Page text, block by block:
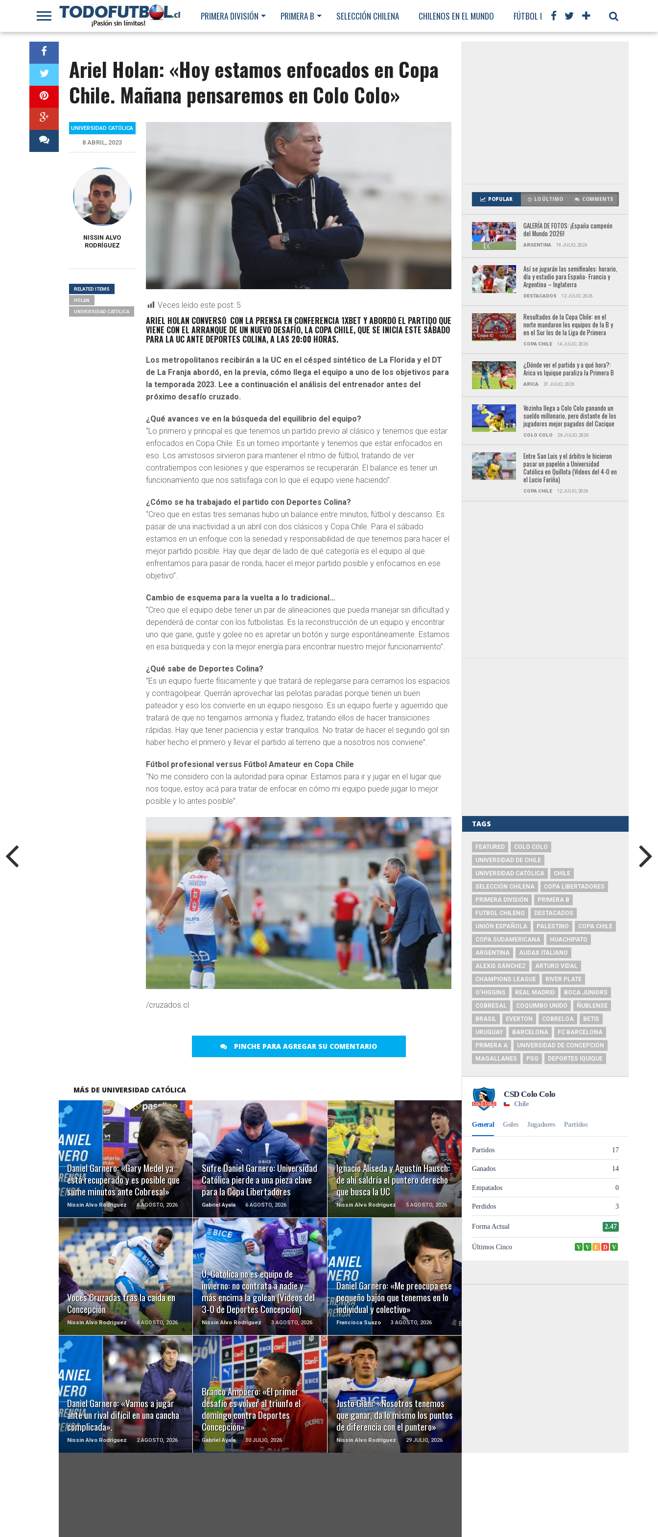
PRIMERA DIVISIÓN PRIMERA B SELECCIÓN CHILENA CHILENOS EN EL MUNDO FÚTBOL INTERNACIONAL
Ariel Holan: «Hoy estamos enfocados en Copa
Chile. Mañana pensaremos en Colo Colo»
Veces leído este post: 5
ARIEL HOLAN CONVERSÓ CON LA PRENSA EN CONFERENCIA 1XBET Y ABORDÓ EL PARTIDO QUE
VIENE CON EL ARRANQUE DE UN NUEVO DESAFÍO, LA COPA CHILE, QUE SE INICIA ESTE SÁBADO
PARA LA UC ANTE DEPORTES COLINA, A LAS 20:00 HORAS.
Los metropolitanos recibirán a la UC en el césped sintético de La Florida y el DT
de La Franja abordó, en la previa, cómo llega el equipo a uno de los objetivos para
la temporada 2023. Lee a continuación el análisis del entrenador antes del
próximo desafío cruzado.
¿Qué avances ve en la búsqueda del equilibrio del equipo?
“Lo primero y principal es que tenemos un partido previo al clásico y tenemos que estar
enfocados en Copa Chile. Es un torneo importante y tenemos que estar enfocados en
eso. Los amistosos sirvieron para mantener el ritmo de fútbol, tratando de ver
contratiempos con lesiones y que esperamos se recuperarán. El balance es tener un
funcionamiento que nos satisfaga con lo que el equipo viene haciendo”.
¿Cómo se ha trabajado el partido con Deportes Colina?
“Creo que en estas tres semanas hubo un balance entre minutos, fútbol y descanso. Es
pasar de una inactividad a un abril con dos clásicos y Copa Chile. Para el sábado
estamos en un enfoque con la seriedad y responsabilidad de que tenemos para hacer el
mejor partido posible. Hay que dejar de lado de qué categoría es el equipo al que
enfrentamos para pasar de ronda, hacer el mejor partido posible y enfocarnos en ese
objetivo”.
Cambio de esquema para la vuelta a lo tradicional…
“Creo que el equipo debe tener un par de alineaciones que pueda manejar sin dificultad y
dependerá de contar con los futbolistas. Es la reconstrucción de un equipo y encontrar
uno que gane, guste y golee no es apretar un botón y surge espontáneamente. Estamos
en esa búsqueda y con la mejor energía para encontrar nuestro mejor funcionamiento”.
¿Qué sabe de Deportes Colina?
“Es un equipo fuerte físicamente y que tratará de replegarse para cerrarnos los espacios
y contragolpear. Querrán aprovechar las pelotas paradas porque tienen un buen
pateador y eso los convierte en un equipo riesgoso. Es un equipo fuerte y aguerrido que
tratará de que no tengamos armonía y fluidez, tratando ellos de hacer transiciones
rápidas. Hay que tener paciencia y estar tranquilos. No tratar de hacer el segundo gol sin
haber hecho el primero y llevar el partido al terreno que a nosotros nos conviene”.
Fútbol profesional versus Fútbol Amateur en Copa Chile
“No me considero con la autoridad para opinar. Estamos para ir y jugar en el lugar que
nos toque, estoy acá para tratar de enfocar en cómo mi equipo puede jugar lo mejor
posible y lo antes posible”.
/cruzados.cl
PINCHE PARA AGREGAR SU COMENTARIO
UNIVERSIDAD CATÓLICA
8 ABRIL, 2023
NISSIN ALVO
RODRÍGUEZ
RELATED ITEMS
HOLAN
UNIVERSIDAD CATÓLICA
MÁS DE UNIVERSIDAD CATÓLICA
Daniel Garnero: «Gary Medel ya
está recuperado y es posible que
sume minutos ante Cobresal»
Nissin Alvo Rodríguez 6 AGOSTO, 2026
LEER MÁS
Sufre Daniel Garnero: Universidad
Católica pierde a una pieza clave
para la Copa Libertadores
Gabriel Ayala 6 AGOSTO, 2026
LEER MÁS
Ignacio Aliseda y Agustín Hausch:
de ahí saldría el puntero derecho
que busca la UC
Nissin Alvo Rodríguez 5 AGOSTO, 2026
LEER MÁS
Voces Cruzadas tras la caída en
Concepción
Nissin Alvo Rodríguez 4 AGOSTO, 2026
LEER MÁS
U. Católica no es equipo de
invierno: no contrata a nadie y
más encima la golean (Videos del
3-0 de Deportes Concepción)
Nissin Alvo Rodríguez 3 AGOSTO, 2026
LEER MÁS
Daniel Garnero: «Me preocupa ese
pequeño bajón que tenemos en lo
individual y colectivo»
Francisca Suazo 3 AGOSTO, 2026
LEER MÁS
Daniel Garnero: «Vamos a jugar
ante un rival difícil en una cancha
complicada».
Nissin Alvo Rodríguez 2 AGOSTO, 2026
LEER MÁS
Branco Ampuero: «El primer
desafío es volver al triunfo el
domingo contra Deportes
Concepción»
Gabriel Ayala 30 JULIO, 2026
LEER MÁS
Justo Giani: «Nosotros tenemos
que ganar, da lo mismo los puntos
de diferencia con el puntero»
Nissin Alvo Rodríguez 29 JULIO, 2026
LEER MÁS
POPULAR LO ÚLTIMO COMMENTS
GALERÍA DE FOTOS: ¡España campeón
del Mundo 2026!
ARGENTINA 19 JULIO, 2026
Así se jugarán las semifinales: horario,
día y estadio para España- Francia y
Argentina – Inglaterra
DESTACADOS 12 JULIO, 2026
Resultados de la Copa Chile: en el
norte mandaron los equipos de la B y
en el Sur los de la Liga de Primera
COPA CHILE 14 JULIO, 2026
¿Dónde ver el partido y a qué hora?:
Arica vs Iquique paraliza la Primera B
ARICA 31 JULIO, 2026
Vozinha llega a Colo Colo ganando un
sueldo millonario, pero distante de los
jugadores mejor pagados del Cacique
COLO COLO 26 JULIO, 2026
Entre San Luis y el árbitro le hicieron
pasar un papelón a Universidad
Católica en Quillota (Videos del 4-0 en
el Lucio Fariña)
COPA CHILE 12 JULIO, 2026
TAGS
FEATURED
COLO COLO
UNIVERSIDAD DE CHILE
UNIVERSIDAD CATÓLICA
CHILE
SELECCIÓN CHILENA
COPA LIBERTADORES
PRIMERA DIVISIÓN
PRIMERA B
FUTBOL CHILENO
DESTACADOS
UNIÓN ESPAÑOLA
PALESTINO
COPA CHILE
COPA SUDAMERICANA
HUACHIPATO
ARGENTINA
AUDAX ITALIANO
ALEXIS SÁNCHEZ
ARTURO VIDAL
CHAMPIONS LEAGUE
RIVER PLATE
O'HIGGINS
REAL MADRID
BOCA JUNIORS
COBRESAL
COQUIMBO UNIDO
ÑUBLENSE
BRASIL
EVERTON COBRELOA
BETIS
URUGUAY
BARCELONA
FC BARCELONA
PRIMERA A
UNIVERSIDAD DE CONCEPCIÓN
MAGALLANES
PSG DEPORTES IQUIQUE